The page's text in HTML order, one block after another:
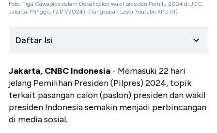
Foto: Tiga Cawapres dalam Debat calon wakil presiden Pemilu 2024 di JCC,
Jakarta, Minggu, (21/1/2024). (Tangkapan Layar Youtube KPU RI)
Daftar Isi
Jakarta, CNBC Indonesia - Memasuki 22 hari
jelang Pemilihan Presiden (Pilpres) 2024, topik
terkait pasangan calon (paslon) presiden dan wakil
presiden Indonesia semakin menjadi perbincangan
di media sosial.